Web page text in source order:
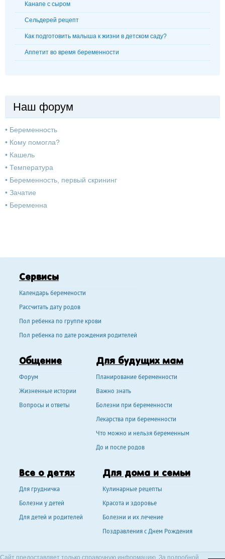
Канапе с сыром
Сельдерей рецепт
Как подготовить малыша к жизни в детском саду?
Аппетит во время беременности
Наш форум
• Беременность
• Кому помогла?
• Кашель
• Температура
• Беременность, первый скрининг
• Зачатие
• Беременна
Сервисы
Календарь беремености
Рассчитать дату родов
Пол ребенка по группе крови
Пол ребенка по дате рождения родителей
Общение
Форум
Жизненные истории
Вопросы и ответы
Для будущих мам
Планирование беременности
Важно знать
Болезни при беременности
Лекарства при беременности
Что можно и нельзя беременным
До и после родов
Все о детях
Для грудничка
Болезни у детей
Для детей и родителей
Для дома и семьи
Кулинарные рецепты
Красота и здоровье
Болезни и их лечение
Поздравления с Днем Рождения
Сайт предоставляет только справочную информацию. За подробной